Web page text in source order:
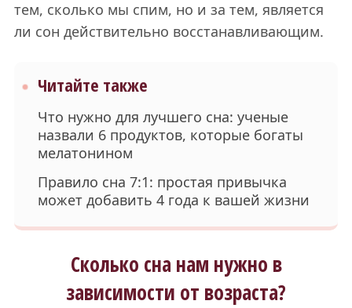
тем, сколько мы спим, но и за тем, является
ли сон действительно восстанавливающим.
Читайте также
Что нужно для лучшего сна: ученые
назвали 6 продуктов, которые богаты
мелатонином
Правило сна 7:1: простая привычка
может добавить 4 года к вашей жизни
Сколько сна нам нужно в
зависимости от возраста?